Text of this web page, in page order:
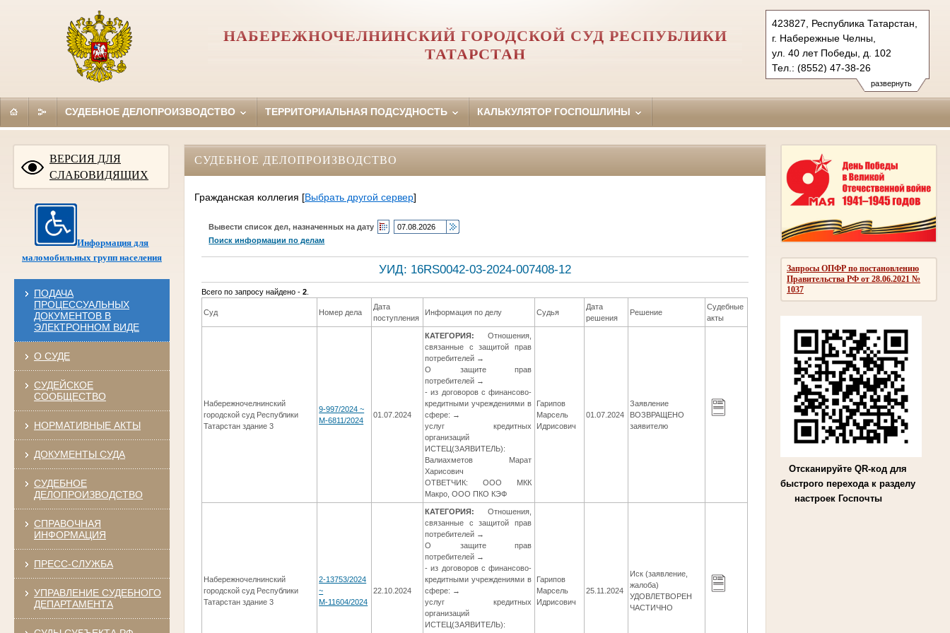
развернуть
423827, Республика Татарстан,
г. Набережные Челны,
ул. 40 лет Победы, д. 102
Тел.: (8552) 47-38-26
naberezhno-
chelninsky.tat@sudrf.ru
НАБЕРЕЖНОЧЕЛНИНСКИЙ ГОРОДСКОЙ СУД РЕСПУБЛИКИ
ТАТАРСТАН
СУДЕБНОЕ ДЕЛОПРОИЗВОДСТВО ТЕРРИТОРИАЛЬНАЯ ПОДСУДНОСТЬ КАЛЬКУЛЯТОР ГОСПОШЛИНЫ
ВЕРСИЯ ДЛЯ
СЛАБОВИДЯЩИХ
Информация для
маломобильных групп населения
ПОДАЧА
ПРОЦЕССУАЛЬНЫХ
ДОКУМЕНТОВ В
ЭЛЕКТРОННОМ ВИДЕ
О СУДЕ
СУДЕЙСКОЕ
СООБЩЕСТВО
НОРМАТИВНЫЕ АКТЫ
ДОКУМЕНТЫ СУДА
СУДЕБНОЕ
ДЕЛОПРОИЗВОДСТВО
СПРАВОЧНАЯ
ИНФОРМАЦИЯ
ПРЕСС-СЛУЖБА
УПРАВЛЕНИЕ СУДЕБНОГО
ДЕПАРТАМЕНТА
Запросы ОПФР по постановлению
Правительства РФ от 28.06.2021 №
1037
Отсканируйте QR-код для
быстрого перехода к разделу
настроек Госпочты
СУДЕБНОЕ ДЕЛОПРОИЗВОДСТВО
Гражданская коллегия [Выбрать другой сервер]
Вывести список дел, назначенных на дату
Поиск информации по делам
УИД: 16RS0042-03-2024-007408-12
Всего по запросу найдено -2
Суд Номер дела
Дата
поступления
Информация по делу Судья
Дата
решения
Решение
Судебные
акты
Набережночелнинский
городской суд Республики
Татарстан здание 3
9-997/2024 ~
М-6811/2024
01.07.2024
КАТЕГОРИЯ: Отношения,
связанные с защитой прав
потребителей →
О защите прав
потребителей →
- из договоров с финансово-
кредитными учреждениями в
сфере: →
услуг кредитных
организаций
ИСТЕЦ(ЗАЯВИТЕЛЬ):
Валиахметов Марат
Харисович
ОТВЕТЧИК: ООО МКК
Макро, ООО ПКО КЭФ
Гарипов
Марсель
Идрисович
01.07.2024
Заявление
ВОЗВРАЩЕНО
заявителю
Набережночелнинский
городской суд Республики
Татарстан здание 3
2-13753/2024
~
М-11604/2024
22.10.2024
КАТЕГОРИЯ: Отношения,
связанные с защитой прав
потребителей →
О защите прав
потребителей →
- из договоров с финансово-
кредитными учреждениями в
сфере: →
услуг кредитных
организаций
ИСТЕЦ(ЗАЯВИТЕЛЬ):
Гарипов
Марсель
Идрисович
25.11.2024
Иск (заявление,
жалоба)
УДОВЛЕТВОРЕН
ЧАСТИЧНО